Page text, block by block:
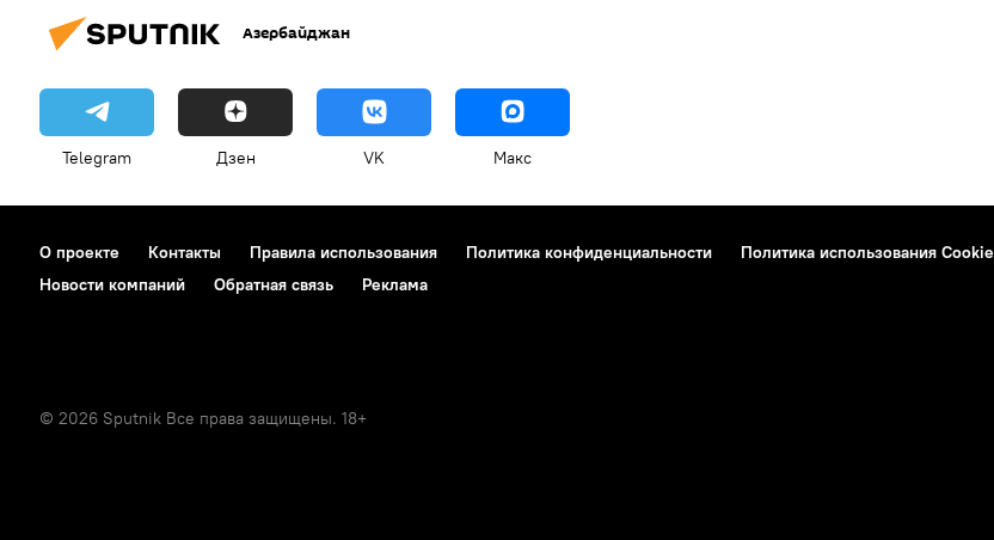
Азербайджан
Telegram Дзен VK Макс
О проекте Контакты Правила использования Политика конфиденциальности Политика использования Cookie
Новости компаний
Обратная связь Реклама
© 2026 Sputnik Все права защищены. 18+